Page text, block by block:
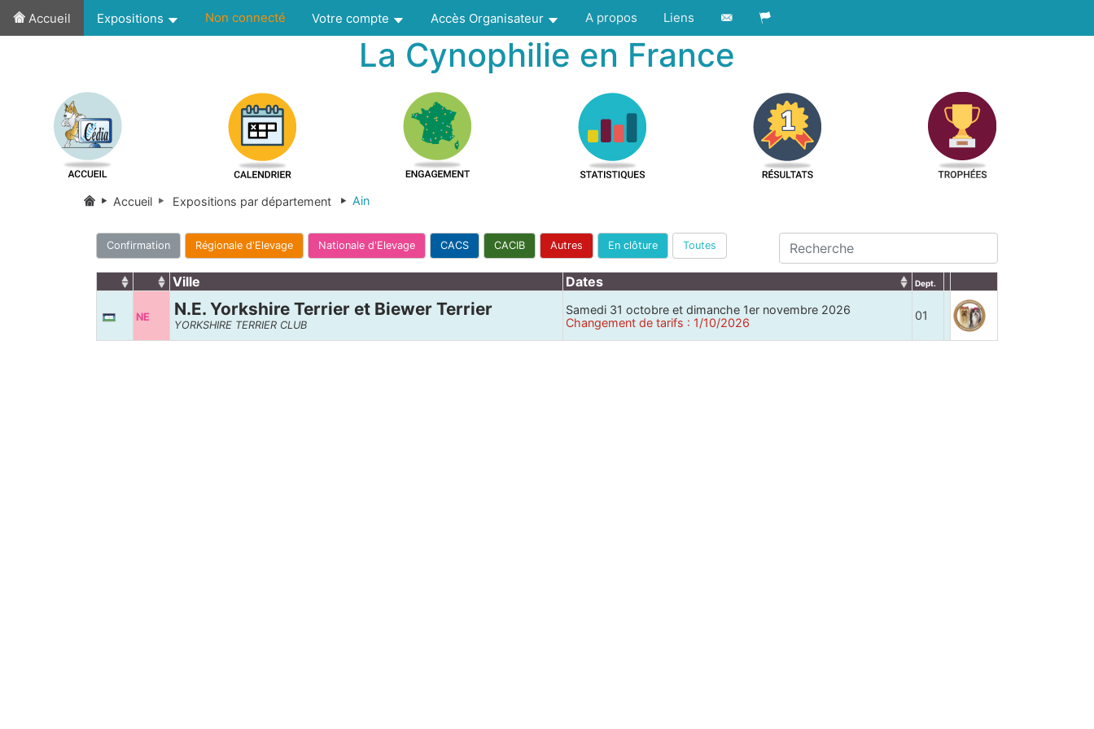
Accueil Expositions Non connecté Votre compte Accès Organisateur A propos Liens
La Cynophilie en France
Accueil Expositions par département Ain
Confirmation Régionale d'Elevage Nationale d'Elevage CACS CACIB Autres En clôture Toutes
Ville Dates Dept.
NE N.E. Yorkshire Terrier et Biewer Terrier
YORKSHIRE TERRIER CLUB
Samedi 31 octobre et dimanche 1er novembre 2026
Changement de tarifs : 1/10/2026
01